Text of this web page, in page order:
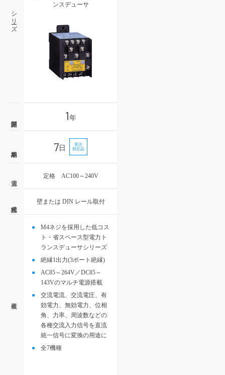
シリーズ
ンスデューサ
1年
7日
受注
対応品
定格 AC100～240V
壁または DIN レール取付
M4ネジを採用した低コス
ト・省スペース型電力ト
ランスデューサシリーズ
絶縁1出力(3ポート絶縁)
AC85～264V／DC85～
143Vのマルチ電源搭載
交流電流、交流電圧、有
効電力、無効電力、位相
角、力率、周波数などの
各種交流入力信号を直流
統一信号に変換の用途に
全7機種